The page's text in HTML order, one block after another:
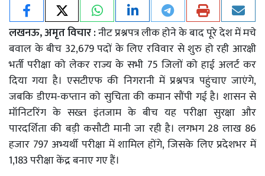
लखनऊ, अमृत विचार :नीट प्रश्नपत्र लीक होने के बाद पूरे देश में मचे
बवाल के बीच 32,679 पदों के लिए रविवार से शुरु हो रही आरक्षी
भर्ती परीक्षा को लेकर राज्य के सभी 75 जिलों को हाई अलर्ट कर
दिया गया है। एसटीएफ की निगरानी में प्रश्नपत्र पहुंचाए जाएंगे,
जबकि डीएम-कप्तान को सुचिता की कमान सौंपी गई है। शासन से
मॉनिटरिंग के सख्त इंतजाम के बीच यह परीक्षा सुरक्षा और
पारदर्शिता की बड़ी कसौटी मानी जा रही है। लगभग 28 लाख 86
हजार 797 अभ्यर्थी परीक्षा में शामिल होंगे, जिसके लिए प्रदेशभर में
1,183 परीक्षा केंद्र बनाए गए हैं।